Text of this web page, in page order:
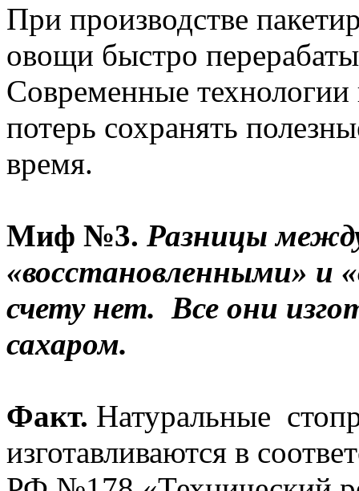
При производстве
овощи быстро
Современные
потерь сохранять
время.
Миф №3. Разницы
«восстановленными» и
счету нет. Все они
сахаром.
Факт. Натуральные
изготавливаются в